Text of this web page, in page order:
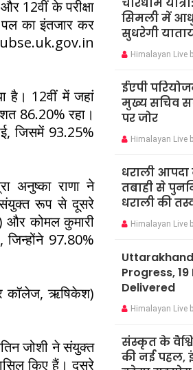
12वीं के परीक्षा
पल का इंतजार कर
ubse.uk.gov.in
है। 12वीं में जहां
86.20% रहा।
जिसमें 93.25%
अनुष्का राणा ने
रूप से दूसरे
और कोमल कुमारी
जिन्होंने 97.80%
कॉलेज, ऋषिकेश)
जोशी ने संयुक्त
किए हैं। दूसरे
सिमली में
सुधरेगी
Himalayan Live
ईएपी
मुख्य सचिव
पर जोर
Himalayan Live
धराली आपदा
तबाही से
धराली की
Himalayan Live
Uttarakhand
Progress,
Delivered
Himalayan Live
संस्कृत के
की नई पहल,